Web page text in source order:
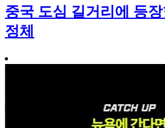
중국 도심 길거리에 등장
정체